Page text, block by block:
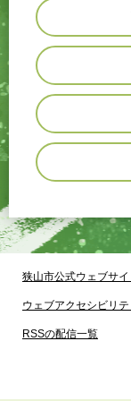
狭山市公式ウェブサ
ウェブアクセシビリテ
RSSの配信一覧